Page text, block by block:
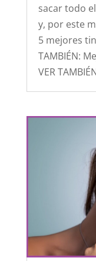
sacar todo
y, por este
5 mejores
TAMBIÉN:
VER